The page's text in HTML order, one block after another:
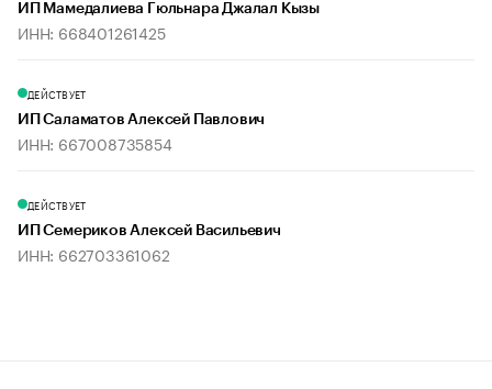
ИП Мамедалиева Гюльнара Джалал Кызы
ИНН: 668401261425
ДЕЙСТВУЕТ
ИП Саламатов Алексей Павлович
ИНН: 667008735854
ДЕЙСТВУЕТ
ИП Семериков Алексей Васильевич
ИНН: 662703361062